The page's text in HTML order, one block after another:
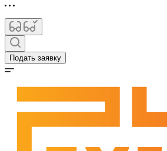
Подать заявку